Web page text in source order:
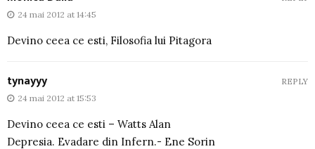
24 mai 2012 at 14:45
Devino ceea ce esti, Filosofia lui Pitagora
tynayyy
24 mai 2012 at 15:53
Devino ceea ce esti – Watts Alan
Depresia. Evadare din Infern.- Ene Sorin
REPLY